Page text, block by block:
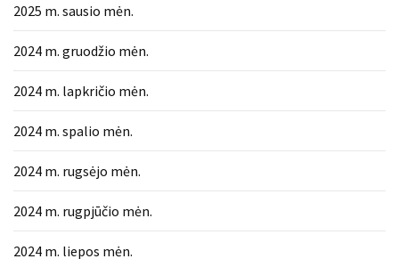
(20)
LAISVALAIKIS
(13)
Uncategorized
2025 m. sausio mėn.
2024 m. gruodžio mėn.
2024 m. lapkričio mėn.
2024 m. spalio mėn.
2024 m. rugsėjo mėn.
2024 m. rugpjūčio mėn.
2024 m. liepos mėn.